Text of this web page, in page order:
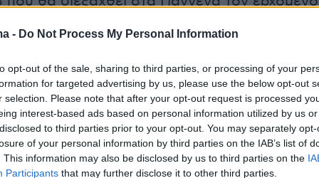
- Do Not Process My Personal Information
opt-out of the sale, sharing to third parties, or processing of your
for targeted advertising by us, please use the below opt-out
selection. Please note that after your opt-out request is processed
interest-based ads based on personal information utilized by us
to third parties prior to your opt-out. You may separately
of your personal information by third parties on the IAB’s list of
This information may also be disclosed by us to third parties on the
Participants that may further disclose it to other third parties.
στην αντίστοιχη κούρσα των ανδρών οι
του ΟΕΑ ΝΑ Βόλου και ο Θανάσης
του ΝΟ Ιωαννίνων έδιναν τον καλύτερο
κατάφερναν να ανέβουν κι αυτοί στο
την 3ηθέση και το χάλκινο μετάλλιο με
Το χρυσό κατέκτησε η Ρουμανία με 6.29.24